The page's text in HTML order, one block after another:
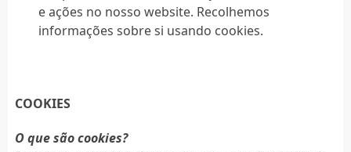
e ações no nosso website. Recolhemos
informações sobre si usando cookies.
COOKIES
O que são cookies?